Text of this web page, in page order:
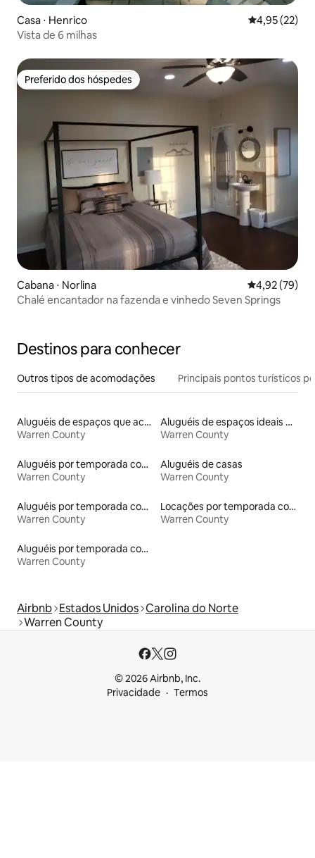
Casa ⋅ Henrico 4,95 de uma
4,95 (22)
Vista de 6 milhas
Preferido dos hóspedes
Preferido dos hóspedes
Cabana ⋅ Norlina 4,92 de uma
4,92 (79)
Chalé encantador na fazenda e vinhedo Seven Springs
Destinos para conhecer
Outros tipos de acomodações Principais pontos turísticos
Aluguéis de espaços que aceitam animais de estimação
Warren County
Aluguéis de espaços ideais para famílias
Warren County
Aluguéis por temporada com banheira de hidromassagem
Warren County
Aluguéis de casas
Warren County
Aluguéis por temporada com acesso ao lago
Warren County
Locações por temporada com piscina
Warren County
Aluguéis por temporada com caiaque
Warren County
Airbnb Estados Unidos Carolina do Norte
Warren County
© 2026 Airbnb, Inc.
Privacidade
Termos